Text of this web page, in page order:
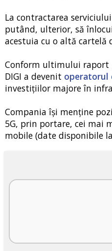
La contractarea
putând, ulterior, să
acestuia cu o altă cartelă
Conform ultimului raport
DIGI a devenit operatorul
investițiilor majore în
Compania își menține
5G, prin portare, cei mai
mobile (date disponibile